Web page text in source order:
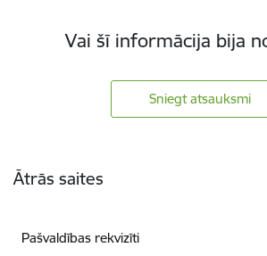
Vai šī informācija bija
Sniegt atsauksmi
Ātrās saites
Pašvaldības rekvizīti